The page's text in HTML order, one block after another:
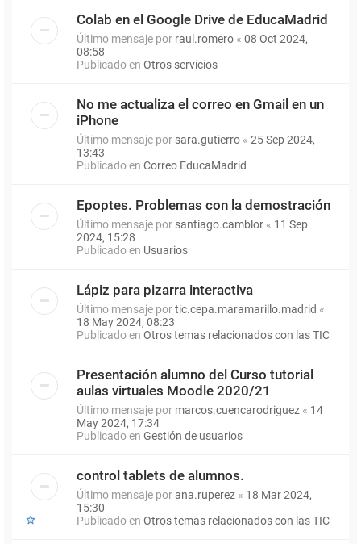
Colab en el Google Drive de EducaMadrid
Último mensaje por raul.romero « 08 Oct 2024,
08:58
Publicado en Otros servicios
No me actualiza el correo en Gmail en un
iPhone
Último mensaje por sara.gutierro « 25 Sep 2024,
13:43
Publicado en Correo EducaMadrid
Epoptes. Problemas con la demostración
Último mensaje por santiago.camblor « 11 Sep
2024, 15:28
Publicado en Usuarios
Lápiz para pizarra interactiva
Último mensaje portic.cepa.maramarillo.madrid «
18 May 2024, 08:23
Publicado en Otros temas relacionados con las TIC
Presentación alumno del Curso tutorial
aulas virtuales Moodle 2020/21
Último mensaje por marcos.cuencarodriguez « 14
May 2024, 17:34
Publicado en Gestión de usuarios
control tablets de alumnos.
Último mensaje porana.ruperez « 18 Mar 2024,
15:30
Publicado en Otros temas relacionados con las TIC